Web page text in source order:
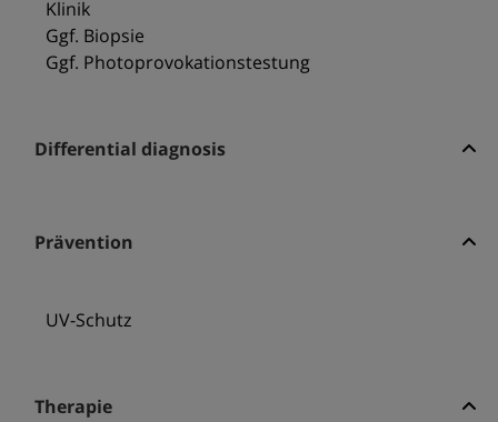
Klinik
Ggf. Biopsie
Ggf. Photoprovokationstestung
Differential diagnosis
Prävention
UV-Schutz
Therapie